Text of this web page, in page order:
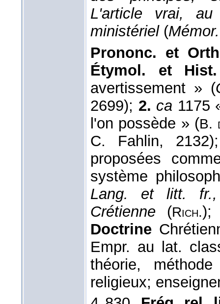
L'article vrai,
ministériel(
Prononc. et
Étymol. et
avertissement » (
2699); 2. ca 1175
l'on possède » (B.
C. Fahlin,
proposées
système
Lang. et litt. fr.,
Crétienne (Rich.);
Doctrine
Empr. au lat.
théorie,
religieux;